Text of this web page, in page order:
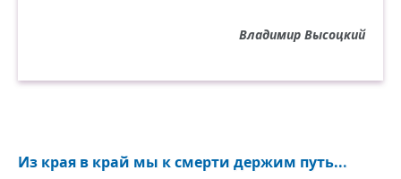
Владимир Высоцкий
Из края в край мы к смерти держим путь...